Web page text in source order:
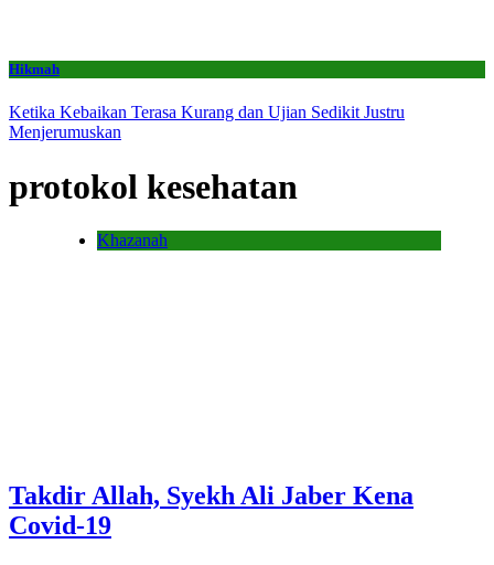
Hikmah
Ketika Kebaikan Terasa Kurang dan Ujian Sedikit Justru
Menjerumuskan
protokol kesehatan
Khazanah
Takdir Allah, Syekh Ali Jaber Kena
Covid-19